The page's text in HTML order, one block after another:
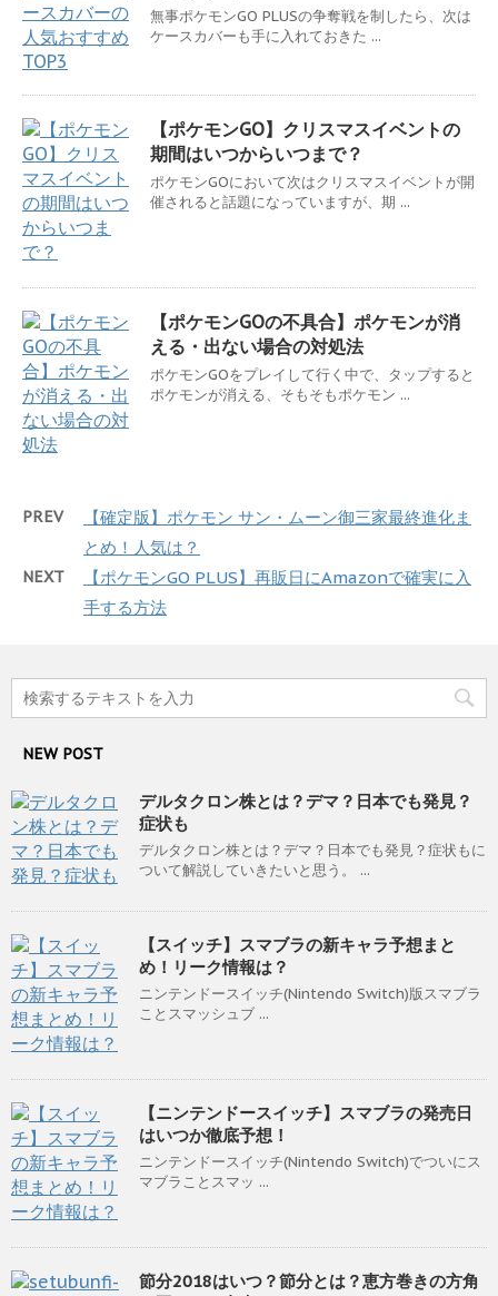
無事ポケモンGO PLUSの争奪戦を制したら、次は
ケースカバーも手に入れておきた ...
【ポケモンGO】クリスマスイベントの
期間はいつからいつまで？
ポケモンGOにおいて次はクリスマスイベントが開
催されると話題になっていますが、期 ...
【ポケモンGOの不具合】ポケモンが消
える・出ない場合の対処法
ポケモンGOをプレイして行く中で、タップすると
ポケモンが消える、そもそもポケモン ...
PREV
【確定版】ポケモン サン・ムーン御三家最終進化ま
とめ！人気は？
NEXT
【ポケモンGO PLUS】再販日にAmazonで確実に入
手する方法
NEW POST
デルタクロン株とは？デマ？日本でも発見？
症状も
デルタクロン株とは？デマ？日本でも発見？症状もに
ついて解説していきたいと思う。 ...
【スイッチ】スマブラの新キャラ予想まと
め！リーク情報は？
ニンテンドースイッチ(Nintendo Switch)版スマブラ
ことスマッシュブ ...
【ニンテンドースイッチ】スマブラの発売日
はいつか徹底予想！
ニンテンドースイッチ(Nintendo Switch)でついにス
マブラことスマッ ...
節分2018はいつ？節分とは？恵方巻きの方角